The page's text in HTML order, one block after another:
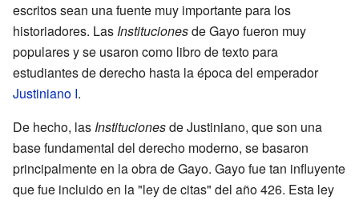
escritos sean una fuente muy importante para los
historiadores. Las Institucionesde Gayo fueron muy
populares y se usaron como libro de texto para
estudiantes de derecho hasta la época del emperador
Justiniano I.
De hecho, las Institucionesde Justiniano, que son una
base fundamental del derecho moderno, se basaron
principalmente en la obra de Gayo. Gayo fue tan influyente
que fue incluido en la "ley de citas" del año 426. Esta ley